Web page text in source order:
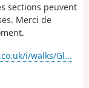
sections peuvent
Merci de
i/walks/Gl...